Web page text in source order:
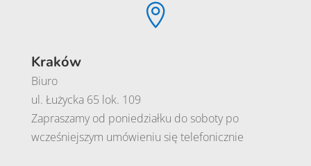

Kraków
Biuro
ul. Łużycka 65 lok. 109
Zapraszamy od poniedziałku do soboty po
wcześniejszym umówieniu się telefonicznie